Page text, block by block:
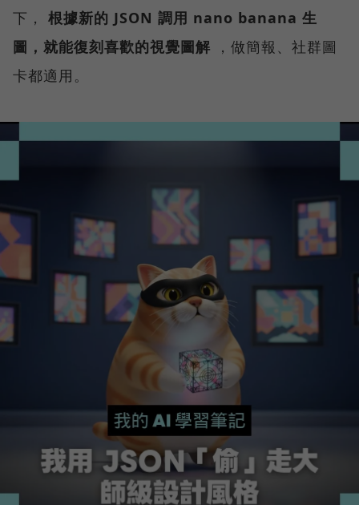
下， 根據新的 JSON 調用 nano banana 生
圖，就能復刻喜歡的視覺圖解 ，做簡報、社群圖
卡都適用。